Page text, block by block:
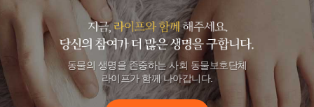
동물의 생명을 존중하는 사회 동물보호단체
라이프가 함께 나아갑니다.